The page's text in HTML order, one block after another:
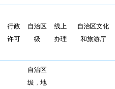
行政
许可
自治区
级
线上
办理
自治区文化
和旅游厅
自治区
级，地